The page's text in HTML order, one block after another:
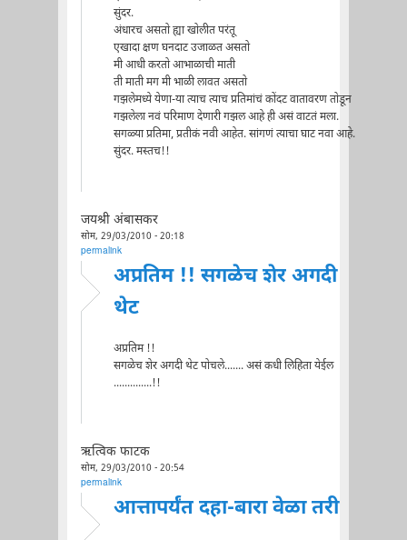
सुंदर.
अंधारच असतो ह्या खोलीत परंतू
एखादा क्षण घनदाट उजाळत असतो
मी आधी करतो आभाळाची माती
ती माती मग मी भाळी लावत असतो
गझलेमध्ये येणा-या त्याच त्याच प्रतिमांचं कोंदट वातावरण तोडून
गझलेला नवं परिमाण देणारी गझल आहे ही असं वाटतं मला.
सगळ्या प्रतिमा, प्रतीकं नवी आहेत. सांगणं त्याचा घाट नवा आहे.
सुंदर. मस्तच!!
जयश्री अंबासकर
सोम, 29/03/2010 - 20:18
permalink
अप्रतिम !! सगळेच शेर अगदी
थेट
अप्रतिम !!
सगळेच शेर अगदी थेट पोचले....... असं कधी लिहिता येईल
..............!!
ऋत्विक फाटक
सोम, 29/03/2010 - 20:54
permalink
आत्तापर्यंत दहा-बारा वेळा तरी